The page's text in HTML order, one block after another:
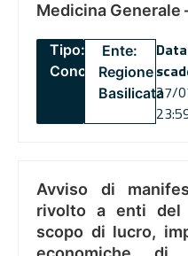
Medicina
Tipo:
Concorsi
Ente:
Regione
Basilicata27/
Avviso di
rivolto a enti del
scopo di lucro,